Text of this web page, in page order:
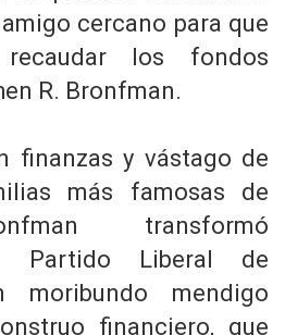
cercano para que
los fondos
R. Bronfman.
finanzas y vástago de
más famosas de
transformó
Partido Liberal de
moribundo mendigo
financiero, que